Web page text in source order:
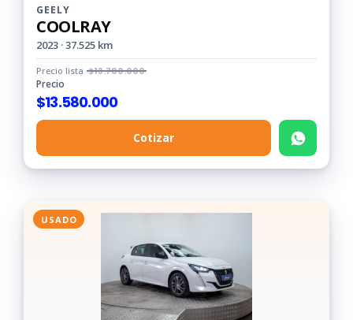
GEELY
COOLRAY
2023 · 37.525 km
Precio lista $13.780.000
Precio
$13.580.000
Cotizar
USADO